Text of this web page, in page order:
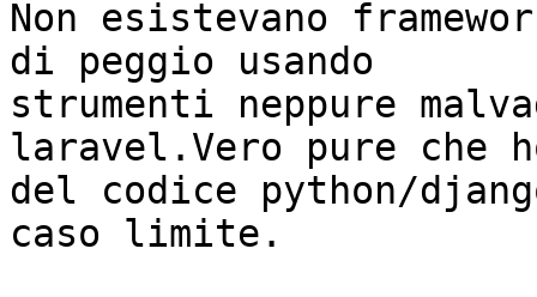
Non esistevano
di peggio usando
strumenti neppure
laravel.Vero pure che
del codice python/
caso limite.